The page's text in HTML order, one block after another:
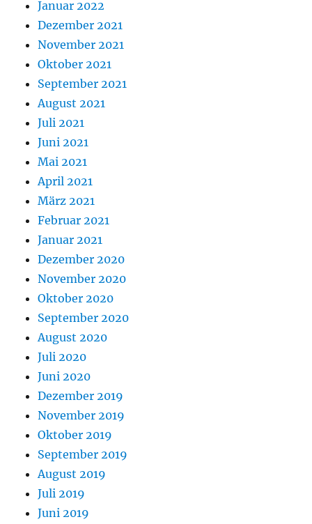
Januar 2022
Dezember 2021
November 2021
Oktober 2021
September 2021
August 2021
Juli 2021
Juni 2021
Mai 2021
April 2021
März 2021
Februar 2021
Januar 2021
Dezember 2020
November 2020
Oktober 2020
September 2020
August 2020
Juli 2020
Juni 2020
Dezember 2019
November 2019
Oktober 2019
September 2019
August 2019
Juli 2019
Juni 2019